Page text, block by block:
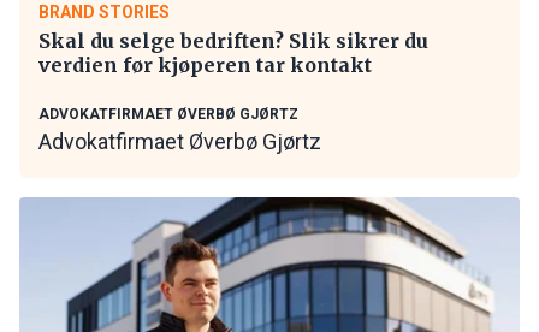
BRAND STORIES
Skal du selge bedriften? Slik sikrer du
verdien før kjøperen tar kontakt
ADVOKATFIRMAET ØVERBØ GJØRTZ
Advokatfirmaet Øverbø Gjørtz